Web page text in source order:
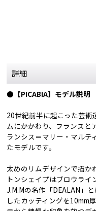
詳細
●【PICABIA】モデル説明
20世紀前半に起こった芸
ムにかかわり、フランスと
ランシス＝マリー・マルテ
たモデルです。
太めのリムデザインで描か
トンシェイプはブロウラ
J.M.Mの名作「DEALAN」
したカッティングを10mm